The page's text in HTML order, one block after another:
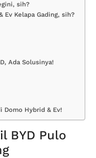
sih?
Ev Kelapa Gading, sih?
Ada Solusinya!
Domo Hybrid & Ev!
BYD Pulo